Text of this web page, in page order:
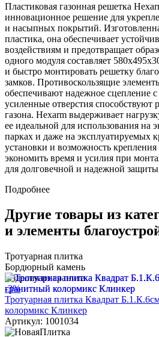
Пластиковая газонная решетка
инновационное решение для
и насыпных покрытий.
пластика, она обеспечивает
воздействиям и предотвращает
одного модуля составляет
и быстро монтировать решетку
замков. Противоскользящие
обеспечивают надежное сцепление
усиленные отверстия способствуют
газона. Hexarm выдерживает
ее идеальной для использования на
парках и даже на эксплуатируемых
установки и возможность
экономить время и усилия при
для долговечной и надежной защиты
Подробнее
Другие товары из
и элементы
Тротуарная плитка
Бордюрный камень
Изделия из гранита
-3%
Тротуарная плитка Квадрат
колормикс Клинкер
Артикул: 1001034